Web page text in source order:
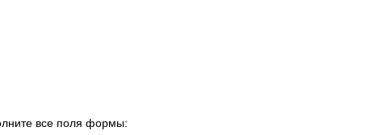
все поля формы: